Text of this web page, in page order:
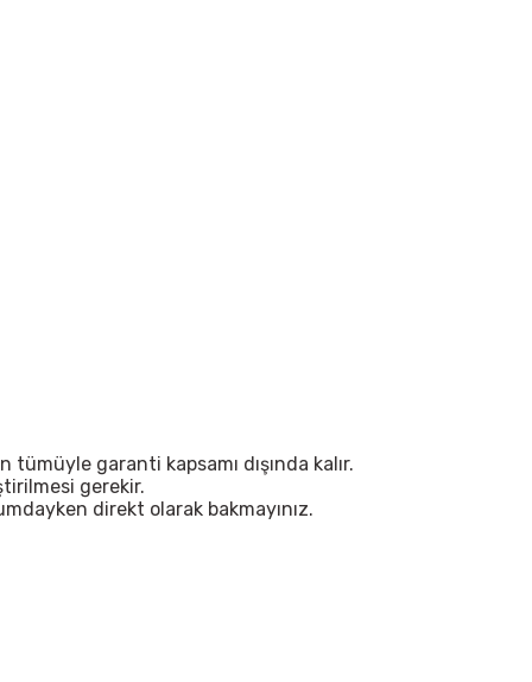
garanti kapsamı dışında kalır.
gerekir.
direkt olarak bakmayınız.